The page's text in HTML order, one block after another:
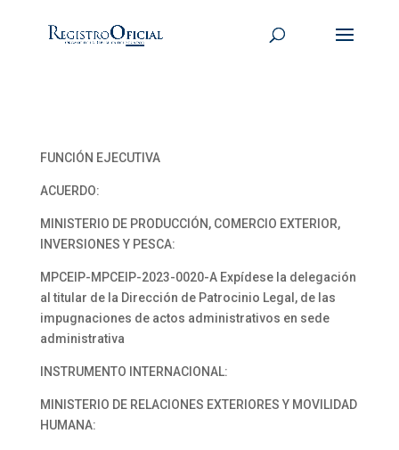
FUNCIÓN EJECUTIVA
ACUERDO:
MINISTERIO DE PRODUCCIÓN, COMERCIO EXTERIOR,
INVERSIONES Y PESCA:
MPCEIP-MPCEIP-2023-0020-A Expídese la delegación
al titular de la Dirección de Patrocinio Legal, de las
impugnaciones de actos administrativos en sede
administrativa
INSTRUMENTO INTERNACIONAL:
MINISTERIO DE RELACIONES EXTERIORES Y MOVILIDAD
HUMANA: